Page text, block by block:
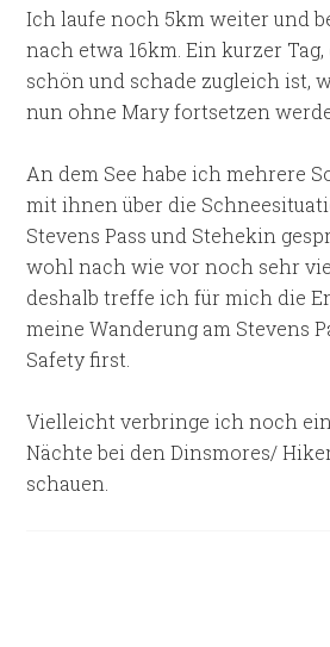
Ich laufe noch 5km weiter und
nach etwa 16km. Ein kurzer
schön und schade zugleich ist,
nun ohne Mary fortsetzen
An dem See habe ich mehrere
mit ihnen über die
Stevens Pass und Stehekin
wohl nach wie vor noch sehr
deshalb treffe ich für mich die
meine Wanderung am Stevens
Safety first.
Vielleicht verbringe ich noch
Nächte bei den Dinsmores/
schauen.